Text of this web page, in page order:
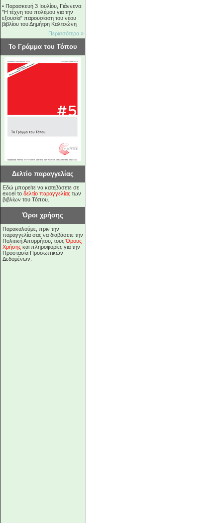
• Παρασκευή 3 Ιουλίου, Γιάννενα:
"Η τέχνη του πολέμου για την
εξουσία" παρουσίαση του νέου
βιβλίου του Δημήτρη Καλτσώνη
Περισσότερα »
Το Γράμμα του Τόπου
Δελτίο παραγγελίας
Εδώ μπορείτε να κατεβάσετε σε
excel το δελτίο παραγγελίας των
βιβλίων του Τόπου.
Όροι χρήσης
Παρακαλούμε, πριν την
παραγγελία σας να διαβάσετε την
Πολιτική Απορρήτου, τουςΌρους
Χρήσης και πληροφορίες για την
Προστασία Προσωπικών
Δεδομένων.